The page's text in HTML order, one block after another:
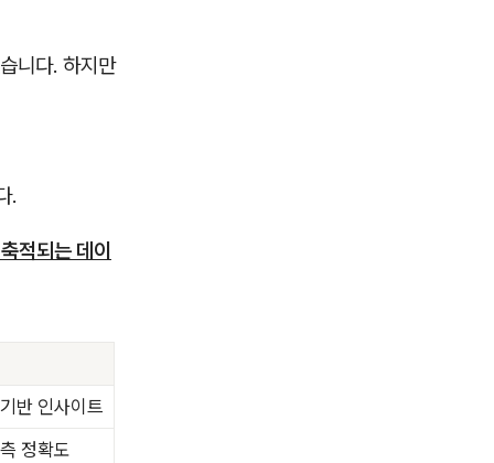
니다. 하지만
.
적되는 데이
반 인사이트
정확도